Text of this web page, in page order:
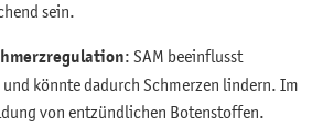
sein.
: SAM beeinflusst
und könnte dadurch Schmerzen lindern. Im
von entzündlichen Botenstoffen.